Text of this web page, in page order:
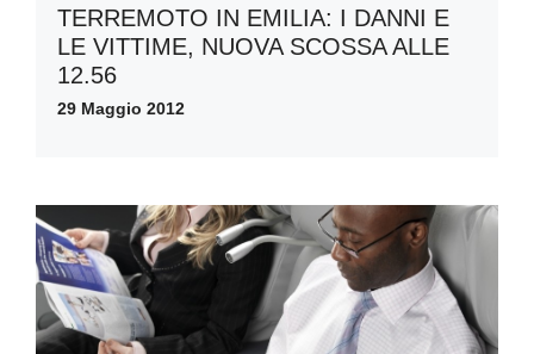
TERREMOTO IN EMILIA: I DANNI E
LE VITTIME, NUOVA SCOSSA ALLE
12.56
29 Maggio 2012